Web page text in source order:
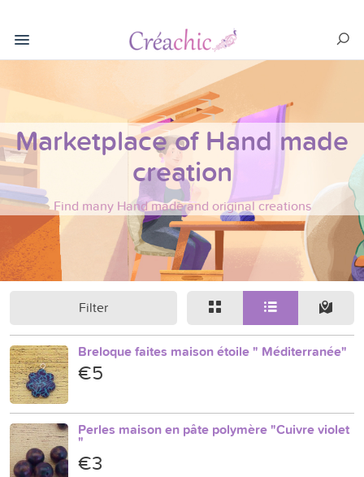
Marketplace of Hand made
creation
Find many Hand made and original creations
Filter
Breloque faites maison étoile " Méditerranée"
€5
Perles maison en pâte polymère "Cuivre violet
"
€3